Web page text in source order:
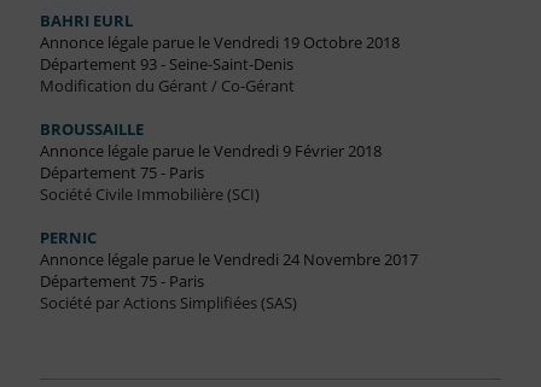
BAHRI EURL
Annonce légale parue le Vendredi 19 Octobre 2018
Département 93 - Seine-Saint-Denis
Modification du Gérant / Co-Gérant
BROUSSAILLE
Annonce légale parue le Vendredi 9 Février 2018
Département 75 - Paris
Société Civile Immobilière (SCI)
PERNIC
Annonce légale parue le Vendredi 24 Novembre 2017
Département 75 - Paris
Société par Actions Simplifiées (SAS)